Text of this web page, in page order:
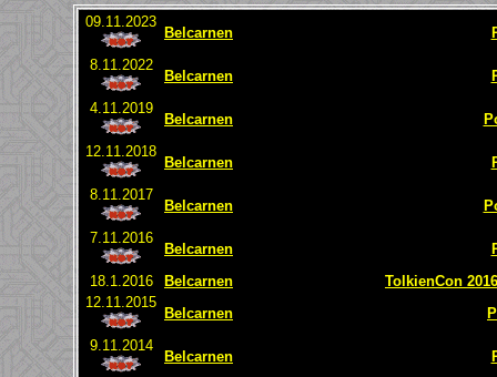
09.11.2023
Belcarnen
8.11.2022
Belcarnen
4.11.2019
Belcarnen
12.11.2018
Belcarnen
8.11.2017
Belcarnen
7.11.2016
Belcarnen
18.1.2016
Belcarnen
TolkienCon
12.11.2015
Belcarnen
9.11.2014
Belcarnen